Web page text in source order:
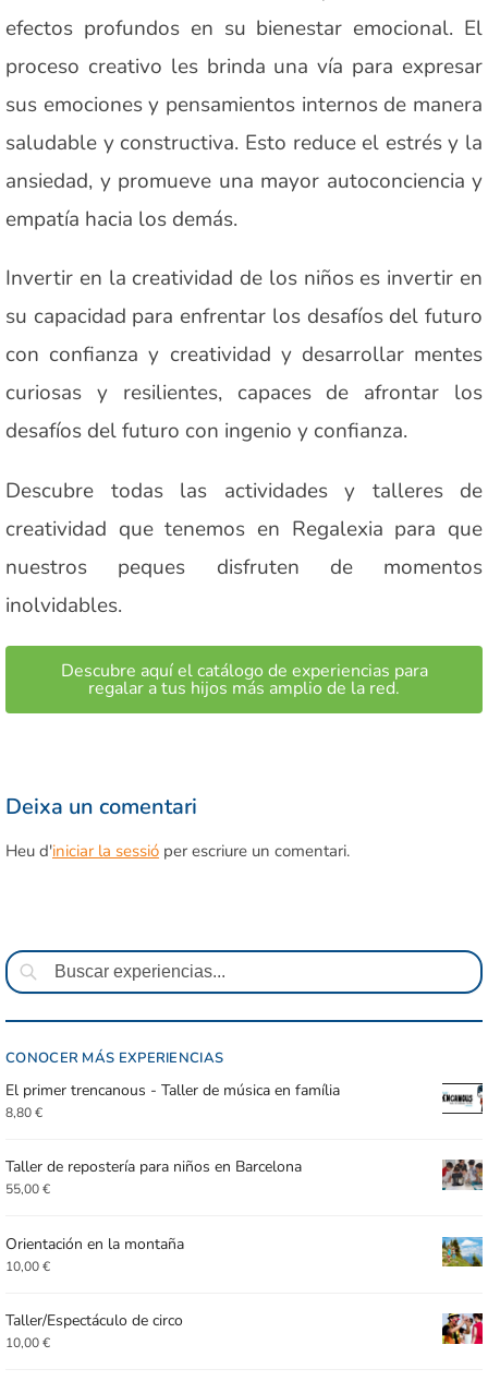
efectos profundos en su bienestar emocional. El
proceso creativo les brinda una vía para expresar
sus emociones y pensamientos internos de manera
saludable y constructiva. Esto reduce el estrés y la
ansiedad, y promueve una mayor autoconciencia y
empatía hacia los demás.
Invertir en la creatividad de los niños es invertir en
su capacidad para enfrentar los desafíos del futuro
con confianza y creatividad y desarrollar mentes
curiosas y resilientes, capaces de afrontar los
desafíos del futuro con ingenio y confianza.
Descubre todas las actividades y talleres de
creatividad que tenemos en Regalexia para que
nuestros peques disfruten de momentos
inolvidables.
Descubre aquí el catálogo de experiencias para
regalar a tus hijos más amplio de la red.
Deixa un comentari
Heu d'iniciar la sessió per escriure un comentari.
Cerca
CONOCER MÁS EXPERIENCIAS
El primer trencanous - Taller de música en família
8,80€
Taller de repostería para niños en Barcelona
55,00€
Orientación en la montaña
10,00€
Taller/Espectáculo de circo
10,00€